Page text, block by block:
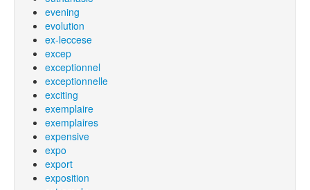
evening
evolution
ex-leccese
excep
exceptionnel
exceptionnelle
exciting
exemplaire
exemplaires
expensive
expo
export
exposition